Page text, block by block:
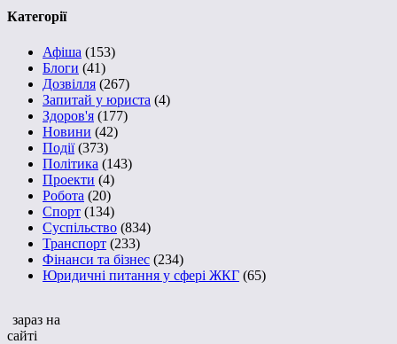
Категорії
Афіша (153)
Блоги (41)
Дозвілля (267)
Запитай у юриста (4)
Здоров'я (177)
Новини (42)
Події(373)
Політика (143)
Проекти (4)
Робота (20)
Спорт (134)
Суспільство (834)
Транспорт (233)
Фінанси та бізнес (234)
Юридичні питання у сфері ЖКГ (65)
зараз на
сайті